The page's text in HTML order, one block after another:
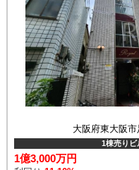
大阪府東大阪
1棟売りビ
1億3,000万円